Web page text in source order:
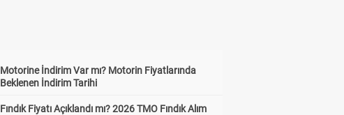
Motorine İndirim Var mı? Motorin Fiyatlarında
Beklenen İndirim Tarihi
Fındık Fiyatı Açıklandı mı? 2026 TMO Fındık Alım